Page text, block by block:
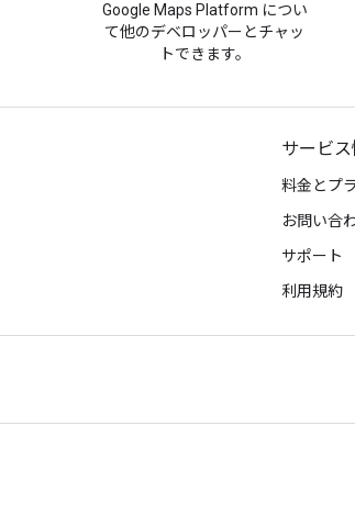
Google Maps Platform につい
て他のデベロッパーとチャッ
トできます。
サービ
料金とプ
お問い合
サポート
利用規約